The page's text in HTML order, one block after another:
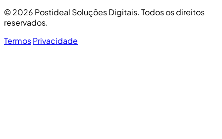
© 2026 Postideal Soluções Digitais. Todos os direitos
reservados.
TermosPrivacidade